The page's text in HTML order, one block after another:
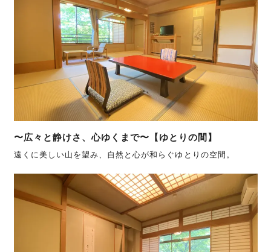
〜広々と静けさ、心ゆくまで〜【ゆとりの間】
遠くに美しい山を望み、自然と心が和らぐゆとりの空間。